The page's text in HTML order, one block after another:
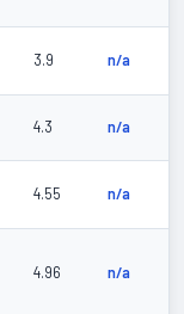
3.9 n/a
4.3 n/a
4.55 n/a
4.96 n/a